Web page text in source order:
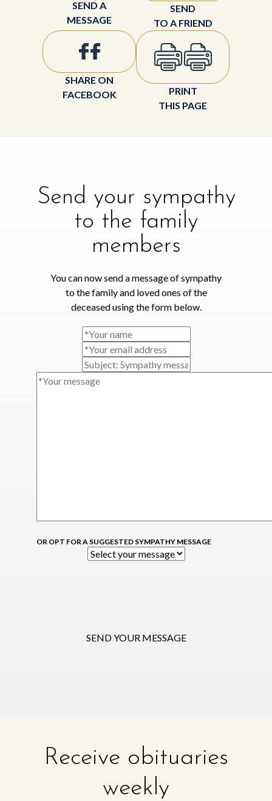
SEND A
MESSAGE
SEND
TO A FRIEND
SHARE ON
FACEBOOK
PRINT
THIS PAGE
Send your sympathy
to the family
members
You can now send a message of sympathy
to the family and loved ones of the
deceased using the form below.
OR OPT FOR A SUGGESTED SYMPATHY MESSAGE
SEND YOUR MESSAGE
Receive obituaries
weekly